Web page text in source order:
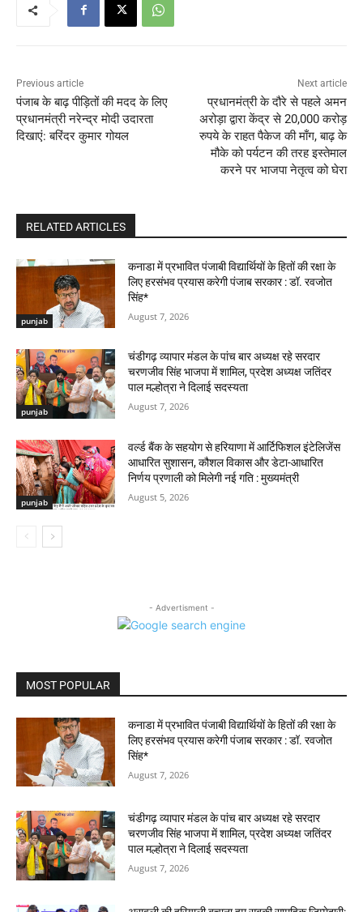
Previous article
पंजाब के बाढ़ पीड़ितों की मदद के लिए
प्रधानमंत्री नरेन्द्र मोदी उदारता
दिखाएं: बरिंदर कुमार गोयल
Next article
प्रधानमंत्री के दौरे से पहले अमन
अरोड़ा द्वारा केंद्र से 20,000 करोड़
रुपये के राहत पैकेज की माँग, बाढ़ के
मौके को पर्यटन की तरह इस्तेमाल
करने पर भाजपा नेतृत्व को घेरा
RELATED ARTICLES
punjab
कनाडा में प्रभावित पंजाबी विद्यार्थियों के हितों की रक्षा के
लिए हरसंभव प्रयास करेगी पंजाब सरकार : डॉ. रवजोत
सिंह*
August 7, 2026
punjab
चंडीगढ़ व्यापार मंडल के पांच बार अध्यक्ष रहे सरदार
चरणजीव सिंह भाजपा में शामिल, प्रदेश अध्यक्ष जतिंदर
पाल मल्होत्रा ने दिलाई सदस्यता
August 7, 2026
punjab
वर्ल्ड बैंक के सहयोग से हरियाणा में आर्टिफिशल इंटेलिजेंस
आधारित सुशासन, कौशल विकास और डेटा-आधारित
निर्णय प्रणाली को मिलेगी नई गति : मुख्यमंत्री
August 5, 2026
- Advertisment -
MOST POPULAR
कनाडा में प्रभावित पंजाबी विद्यार्थियों के हितों की रक्षा के
लिए हरसंभव प्रयास करेगी पंजाब सरकार : डॉ. रवजोत
सिंह*
August 7, 2026
चंडीगढ़ व्यापार मंडल के पांच बार अध्यक्ष रहे सरदार
चरणजीव सिंह भाजपा में शामिल, प्रदेश अध्यक्ष जतिंदर
पाल मल्होत्रा ने दिलाई सदस्यता
August 7, 2026